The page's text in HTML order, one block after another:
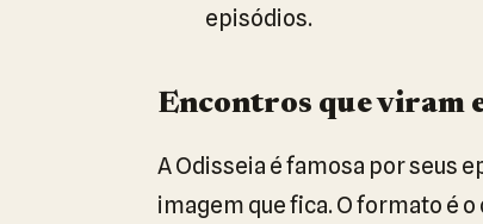
episódios.
Encontros que viram
A Odisseia é famosa por seus
imagem que fica. O formato é